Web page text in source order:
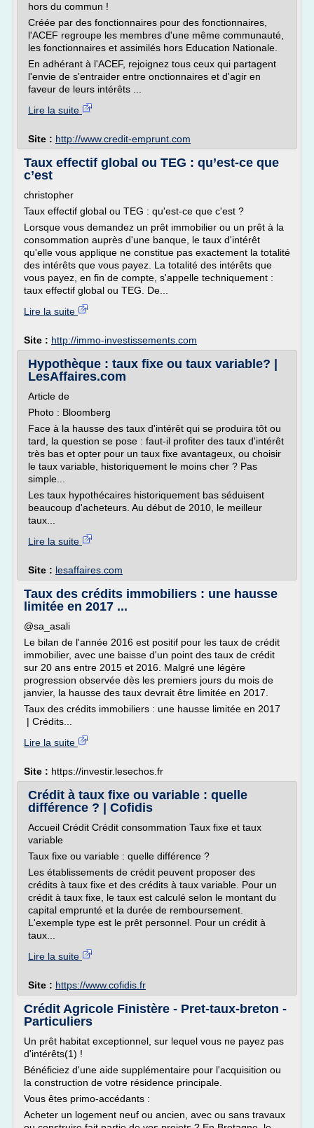
hors du commun !
Créée par des fonctionnaires pour des fonctionnaires,
l'ACEF regroupe les membres d'une même communauté,
les fonctionnaires et assimilés hors Education Nationale.
En adhérant à l'ACEF, rejoignez tous ceux qui partagent
l'envie de s'entraider entre onctionnaires et d'agir en
faveur de leurs intérêts ...
Lire la suite
Site : http://www.credit-emprunt.com
Taux effectif global ou TEG : qu’est-ce que
c’est
christopher
Taux effectif global ou TEG : qu'est-ce que c'est ?
Lorsque vous demandez un prêt immobilier ou un prêt à la
consommation auprès d'une banque, le taux d'intérêt
qu'elle vous applique ne constitue pas exactement la totalité
des intérêts que vous payez. La totalité des intérêts que
vous payez, en fin de compte, s'appelle techniquement :
taux effectif global ou TEG. De...
Lire la suite
Site : http://immo-investissements.com
Hypothèque : taux fixe ou taux variable? |
LesAffaires.com
Article de
Photo : Bloomberg
Face à la hausse des taux d'intérêt qui se produira tôt ou
tard, la question se pose : faut-il profiter des taux d'intérêt
très bas et opter pour un taux fixe avantageux, ou choisir
le taux variable, historiquement le moins cher ? Pas
simple...
Les taux hypothécaires historiquement bas séduisent
beaucoup d'acheteurs. Au début de 2010, le meilleur
taux...
Lire la suite
Site : lesaffaires.com
Taux des crédits immobiliers : une hausse
limitée en 2017 ...
@sa_asali
Le bilan de l'année 2016 est positif pour les taux de crédit
immobilier, avec une baisse d'un point des taux de crédit
sur 20 ans entre 2015 et 2016. Malgré une légère
progression observée dès les premiers jours du mois de
janvier, la hausse des taux devrait être limitée en 2017.
Taux des crédits immobiliers : une hausse limitée en 2017
| Crédits...
Lire la suite
Site : https://investir.lesechos.fr
Crédit à taux fixe ou variable : quelle
différence ? | Cofidis
Accueil Crédit Crédit consommation Taux fixe et taux
variable
Taux fixe ou variable : quelle différence ?
Les établissements de crédit peuvent proposer des
crédits à taux fixe et des crédits à taux variable. Pour un
crédit à taux fixe, le taux est calculé selon le montant du
capital emprunté et la durée de remboursement.
L'exemple type est le prêt personnel. Pour un crédit à
taux...
Lire la suite
Site : https://www.cofidis.fr
Crédit Agricole Finistère - Pret-taux-breton -
Particuliers
Un prêt habitat exceptionnel, sur lequel vous ne payez pas
d'intérêts(1) !
Bénéficiez d'une aide supplémentaire pour l'acquisition ou
la construction de votre résidence principale.
Vous êtes primo-accédants :
Acheter un logement neuf ou ancien, avec ou sans travaux